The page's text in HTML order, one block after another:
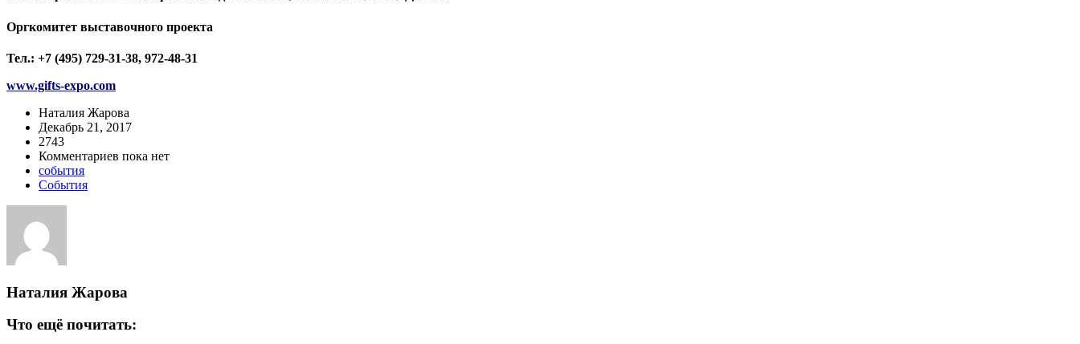
Оргкомитет выставочного проекта
Тел.: +7 (495) 729-31-38, 972-48-31
www.gifts-expo.com
Наталия Жарова
Декабрь 21, 2017
2743
Комментариев пока нет
события
События
Наталия Жарова
Что ещё почитать: